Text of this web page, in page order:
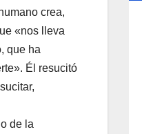
crea,
«nos lleva
que ha
Él resucitó
de la